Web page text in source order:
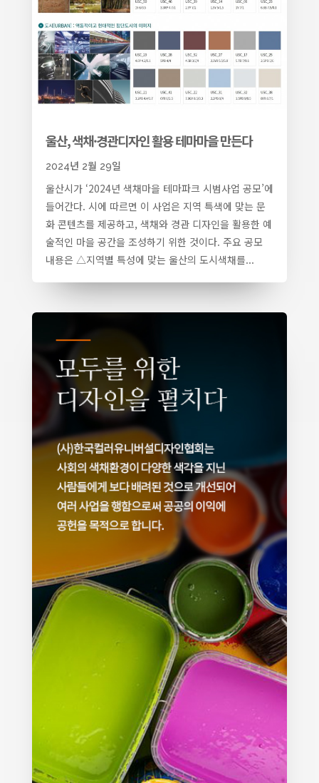
울산, 색채·경관디자인 활용 테마마을 만든다
2024년 2월 29일
울산시가 ‘2024년 색채마을 테마파크 시범사업 공모’에
들어간다. 시에 따르면 이 사업은 지역 특색에 맞는 문
화 콘텐츠를 제공하고, 색채와 경관 디자인을 활용한 예
술적인 마을 공간을 조성하기 위한 것이다. 주요 공모
내용은 △지역별 특성에 맞는 울산의 도시색채를...